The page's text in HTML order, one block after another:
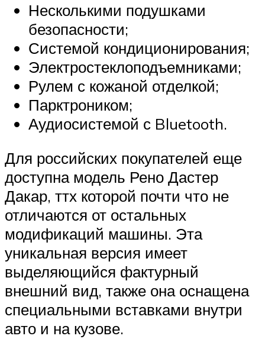
Несколькими подушками
безопасности;
Системой кондиционирования;
Электростеклоподъемниками;
Рулем с кожаной отделкой;
Парктроником;
Аудиосистемой с Bluetooth.
Для российских покупателей еще
доступна модель Рено Дастер
Дакар, ттх которой почти что не
отличаются от остальных
модификаций машины. Эта
уникальная версия имеет
выделяющийся фактурный
внешний вид, также она оснащена
специальными вставками внутри
авто и на кузове.